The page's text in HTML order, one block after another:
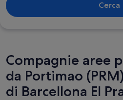
Cerca
Compagnie aree
da Portimao
di Barcellona El